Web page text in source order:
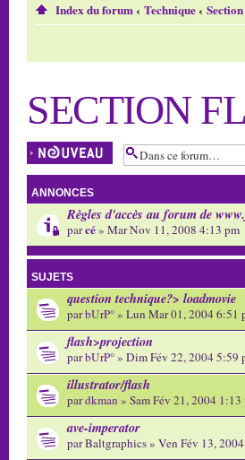
Index du forum‹ Technique‹
SECTION
Écrire un nouveau
sujet
ANNONCES
Règles d'accès au forum de
parcé» Mar Nov 11, 2008 4:13 pm
SUJETS
question technique?> loadmovie
parbUrP°» Lun Mar 01, 2004 6:51
flash>projection
parbUrP°» Dim Fév 22, 2004 5:59
illustrator/flash
pardkman » Sam Fév 21, 2004 1:13
ave-imperator
par Baltgraphics » Ven Fév 13,